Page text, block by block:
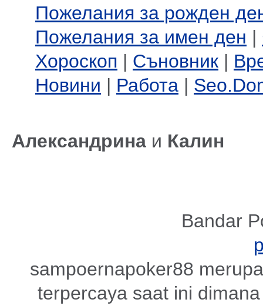
Пожелания за рожден
Пожелания за имен ден |
Хороскоп | Съновник |
Новини | Работа |
Александрина и Калин
Bandar
sampoernapoker88
terpercaya saat ini